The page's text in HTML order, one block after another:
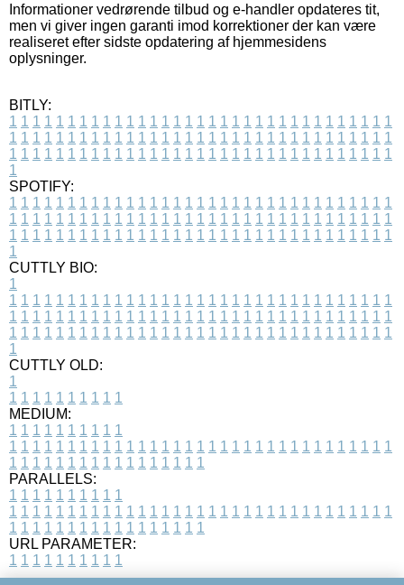
Informationer vedrørende tilbud og e-handler opdateres tit,
men vi giver ingen garanti imod korrektioner der kan være
realiseret efter sidste opdatering af hjemmesidens
oplysninger.
BITLY:
1 1 1 1 1 1 1 1 1 1 1 1 1 1 1 1 1 1 1 1 1 1 1 1 1 1 1 1 1 1 1 1 1
1 1 1 1 1 1 1 1 1 1 1 1 1 1 1 1 1 1 1 1 1 1 1 1 1 1 1 1 1 1 1 1 1
1 1 1 1 1 1 1 1 1 1 1 1 1 1 1 1 1 1 1 1 1 1 1 1 1 1 1 1 1 1 1 1 1
1
SPOTIFY:
1 1 1 1 1 1 1 1 1 1 1 1 1 1 1 1 1 1 1 1 1 1 1 1 1 1 1 1 1 1 1 1 1
1 1 1 1 1 1 1 1 1 1 1 1 1 1 1 1 1 1 1 1 1 1 1 1 1 1 1 1 1 1 1 1 1
1 1 1 1 1 1 1 1 1 1 1 1 1 1 1 1 1 1 1 1 1 1 1 1 1 1 1 1 1 1 1 1 1
1
CUTTLY BIO:
1
1 1 1 1 1 1 1 1 1 1 1 1 1 1 1 1 1 1 1 1 1 1 1 1 1 1 1 1 1 1 1 1 1
1 1 1 1 1 1 1 1 1 1 1 1 1 1 1 1 1 1 1 1 1 1 1 1 1 1 1 1 1 1 1 1 1
1 1 1 1 1 1 1 1 1 1 1 1 1 1 1 1 1 1 1 1 1 1 1 1 1 1 1 1 1 1 1 1 1
1
CUTTLY OLD:
1
1 1 1 1 1 1 1 1 1 1
MEDIUM:
1 1 1 1 1 1 1 1 1 1
1 1 1 1 1 1 1 1 1 1 1 1 1 1 1 1 1 1 1 1 1 1 1 1 1 1 1 1 1 1 1 1 1
1 1 1 1 1 1 1 1 1 1 1 1 1 1 1 1 1
PARALLELS:
1 1 1 1 1 1 1 1 1 1
1 1 1 1 1 1 1 1 1 1 1 1 1 1 1 1 1 1 1 1 1 1 1 1 1 1 1 1 1 1 1 1 1
1 1 1 1 1 1 1 1 1 1 1 1 1 1 1 1 1
URL PARAMETER:
1 1 1 1 1 1 1 1 1 1